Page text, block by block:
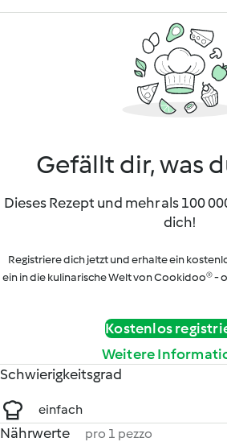
Gefällt dir, was
Dieses Rezept und mehr als 100
dich!
Registriere dich jetzt und erhalte ein
ein in die kulinarische Welt von Cookidoo® -
Kostenlos
Weitere
Schwierigkeitsgrad
einfach
Nährwerte pro 1 pezzo